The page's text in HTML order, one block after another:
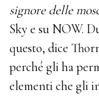
signore delle
Sky e su NOW.
questo, dice
perché gli ha
elementi che gli